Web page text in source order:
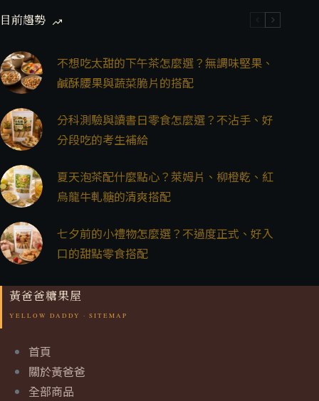
目前趨勢
不想吃太甜的下午茶怎麼選？無調味堅果、
鹹酥腰果與蔬菜脆片的搭配
分科測驗與讀書日零食怎麼選？不沾手、好
分段吃的考生補給
夏天泡茶配什麼點心？萊姆片、柳橙乾、紅
烏龍牛軋糖的清爽搭配
七夕前的小禮物怎麼選？不過度正式、好入
口的甜點零食搭配
黃爸爸糖果屋
首頁
關於黃爸爸
全部商品